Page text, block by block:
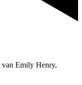
van Emily Henry,